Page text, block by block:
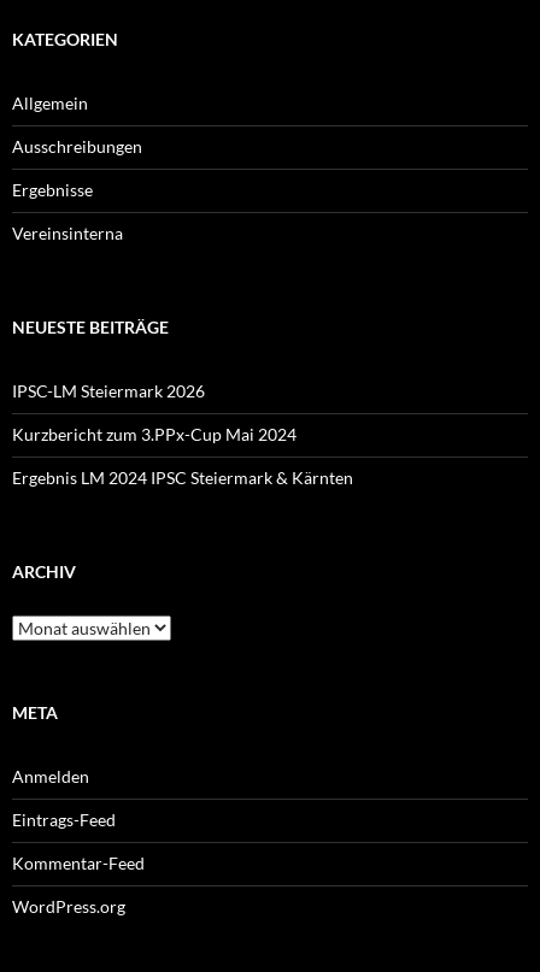
KATEGORIEN
Allgemein
Ausschreibungen
Ergebnisse
Vereinsinterna
NEUESTE BEITRÄGE
IPSC-LM Steiermark 2026
Kurzbericht zum 3.PPx-Cup Mai 2024
Ergebnis LM 2024 IPSC Steiermark & Kärnten
ARCHIV
Archiv
META
Anmelden
Eintrags-Feed
Kommentar-Feed
WordPress.org